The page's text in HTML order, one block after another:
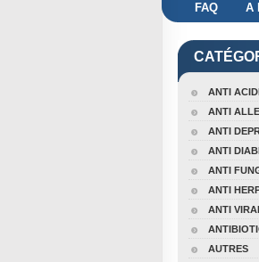
FAQ A
ANTI
ANTI
ANTI
ANTI
ANTI
ANTI
ANTI
AUTRES